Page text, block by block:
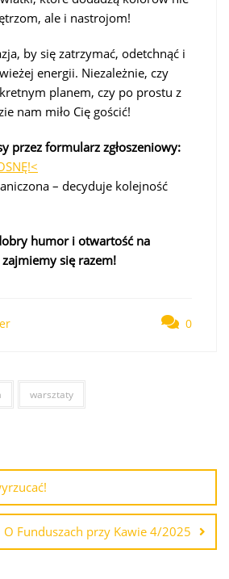
ale i nastrojom!
by się zatrzymać, odetchnąć i
energii. Niezależnie, czy
planem, czy po prostu z
nam miło Cię gościć!
przez formularz zgłoszeniowy:
– decyduje kolejność
humor i otwartość na
się razem!
0
warsztaty
O Funduszach przy Kawie 4/2025